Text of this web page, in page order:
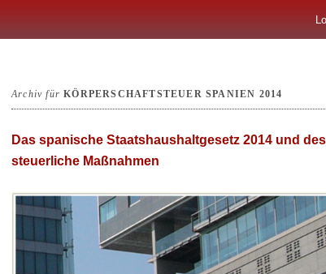
Archiv fürKÖRPERSCHAFTSTEUER SPANIEN 2014
Das spanische Staatshaushaltgesetz 2014 und
steuerliche Maßnahmen